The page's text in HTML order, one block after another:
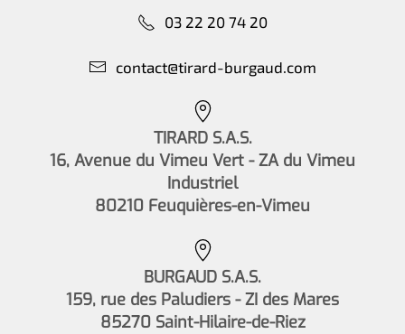
03 22 20 74 20
contact@tirard-burgaud.com
TIRARD S.A.S.
16, Avenue du Vimeu Vert - ZA du Vimeu
Industriel
80210 Feuquières-en-Vimeu
BURGAUD S.A.S.
159, rue des Paludiers - ZI des Mares
85270 Saint-Hilaire-de-Riez